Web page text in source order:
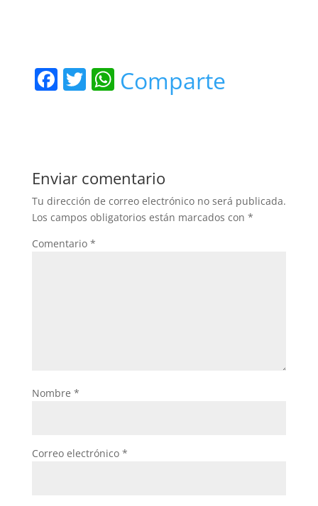
F
b
o
o
k
T W
A
p
p
Comparte
Enviar comentario
Tu dirección de correo electrónico no será publicada.
Los campos obligatorios están marcados con *
Comentario *
Nombre *
Correo electrónico *